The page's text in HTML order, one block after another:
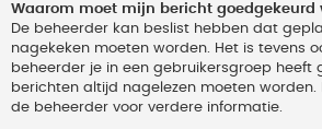
Waarom moet mijn bericht goedgekeurd
De beheerder kan beslist hebben dat
nagekeken moeten worden. Het is tevens
beheerder je in een gebruikersgroep
berichten altijd nagelezen moeten
de beheerder voor verdere informatie.